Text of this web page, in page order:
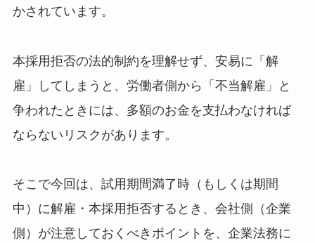
かされています。
本採用拒否の法的制約を理解せず、安易に「解
雇」してしまうと、労働者側から「不当解雇」と
争われたときには、多額のお金を支払わなければ
ならないリスクがあります。
そこで今回は、試用期間満了時（もしくは期間
中）に解雇・本採用拒否するとき、会社側（企業
側）が注意しておくべきポイントを、企業法務に